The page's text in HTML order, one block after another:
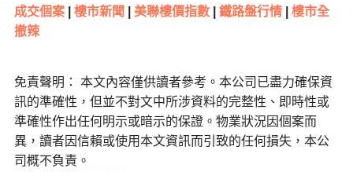
成交個案| 樓市新聞 美聯樓價指數| 鐵路盤行情|
樓市全
撤辣
免責聲明： 本文內容僅供讀者參考。本公司已盡力確保資
訊的準確性，但並不對文中所涉資料的完整性、即時性或
準確性作出任何明示或暗示的保證。物業狀況因個案而
異，讀者因信賴或使用本文資訊而引致的任何損失，本公
司概不負責。